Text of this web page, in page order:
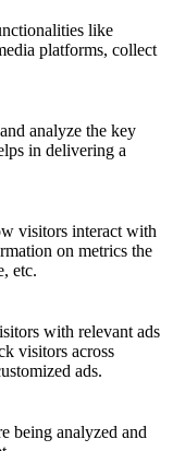
like
platforms, collect
analyze the key
in delivering a
visitors interact with
on metrics the
etc.
with relevant ads
visitors across
ads.
being analyzed and